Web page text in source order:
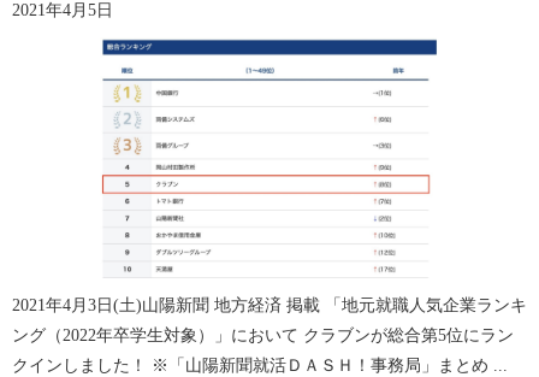
2021年4月5日
2021年4月3日(土)山陽新聞 地方経済 掲載 「地元就職人気企業ランキ
ング（2022年卒学生対象）」において クラブンが総合第5位にラン
クインしました！ ※「山陽新聞就活ＤＡＳＨ！事務局」まとめ ...